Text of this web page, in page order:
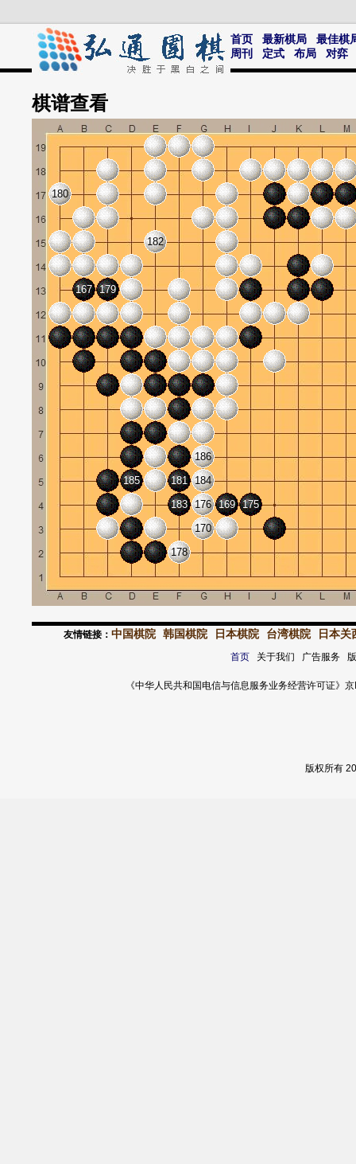
首页 最新棋局
最佳棋
周刊
定式 布局 对弈
棋谱查看
167
169
170
175
176
178
179
180
181
182
183
184
185
186
友情链接： 中国棋院 韩国棋院 日本棋院 台湾棋院 日本关
首页关于我们 广告服务
《中华人民共和国电信与信息服务业务经营许可证
版权所有